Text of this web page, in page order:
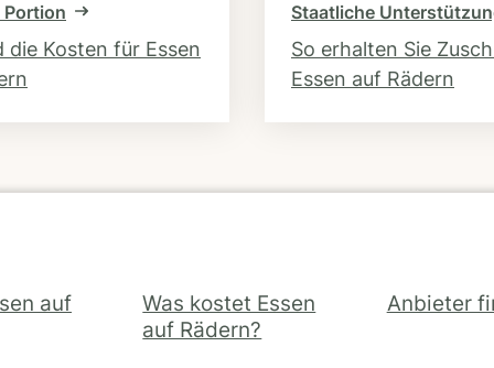
Portion
die Kosten für Essen
Staatliche
So erhalten Sie
Essen auf Rädern
auf
Was kostet Essen
auf Rädern?
Anbieter